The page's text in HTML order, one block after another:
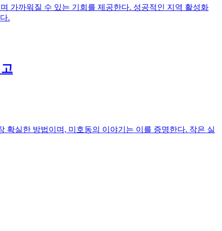
가까워질 수 있는 기회를 제공한다. 성공적인 지역 활성화
.
확실한 방법이며, 미호동의 이야기는 이를 증명한다. 작은 실